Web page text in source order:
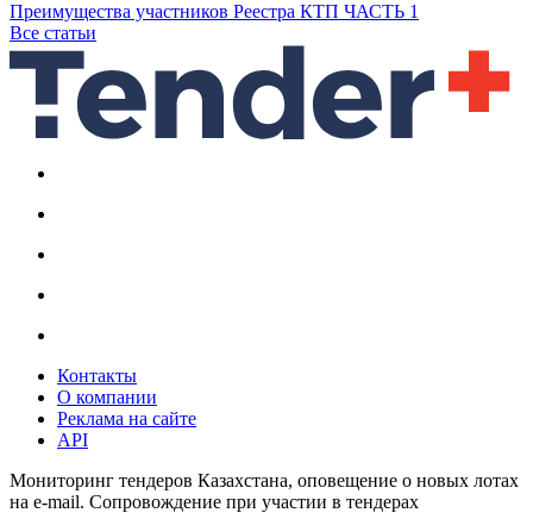
Преимущества участников Реестра КТП ЧАСТЬ 1
Все статьи
Контакты
О компании
Реклама на сайте
API
Мониторинг тендеров Казахстана, оповещение о новых лотах
на e-mail. Сопровождение при участии в тендерах